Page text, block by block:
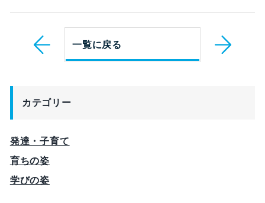
一覧に戻る
カテゴリー
発達・子育て
育ちの姿
学びの姿